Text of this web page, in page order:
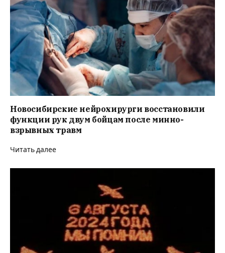
Новосибирские нейрохирурги восстановили
функции рук двум бойцам после минно-
взрывных травм
Читать далее